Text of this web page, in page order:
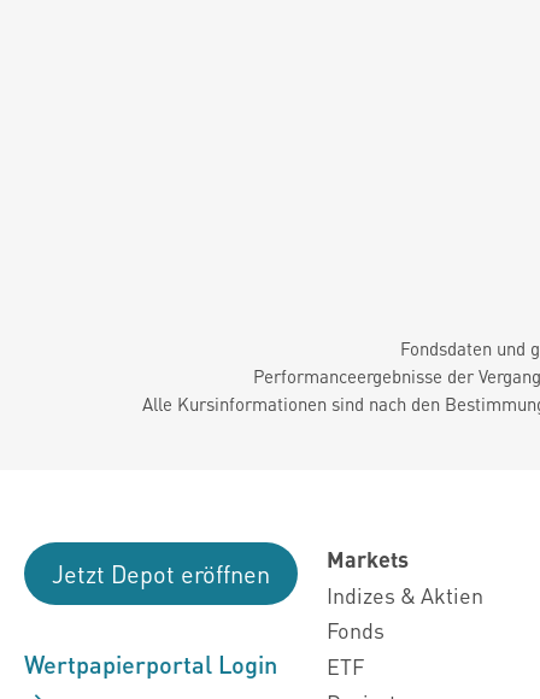
Fondsdaten und
Performanceergebnisse der
Alle Kursinformationen sind nach den
Jetzt Depot eröffnen
Wertpapierportal Login
Markets
Indizes & Aktien
Fonds
ETF